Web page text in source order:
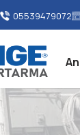
05539479072